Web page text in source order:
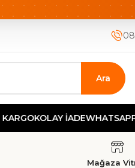
GÜVENLİ ALIŞVERİŞ-KOLAY
Ara
KOLAY İADEWHATSAPP
Mağaza